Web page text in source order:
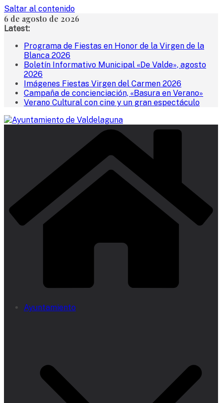
Saltar al contenido
6 de agosto de 2026
Latest:
Programa de Fiestas en Honor de la Virgen de la
Blanca 2026
Boletín Informativo Municipal «De Valde», agosto
2026
Imágenes Fiestas Virgen del Carmen 2026
Campaña de concienciación, «Basura en Verano»
Verano Cultural con cine y un gran espectáculo
Ayuntamiento